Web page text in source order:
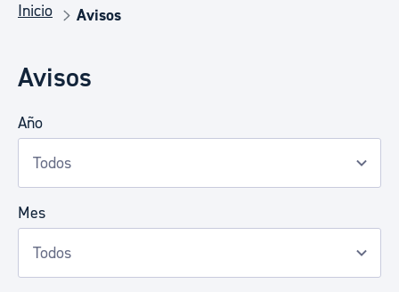
Inicio Avisos
Avisos
Año
Mes